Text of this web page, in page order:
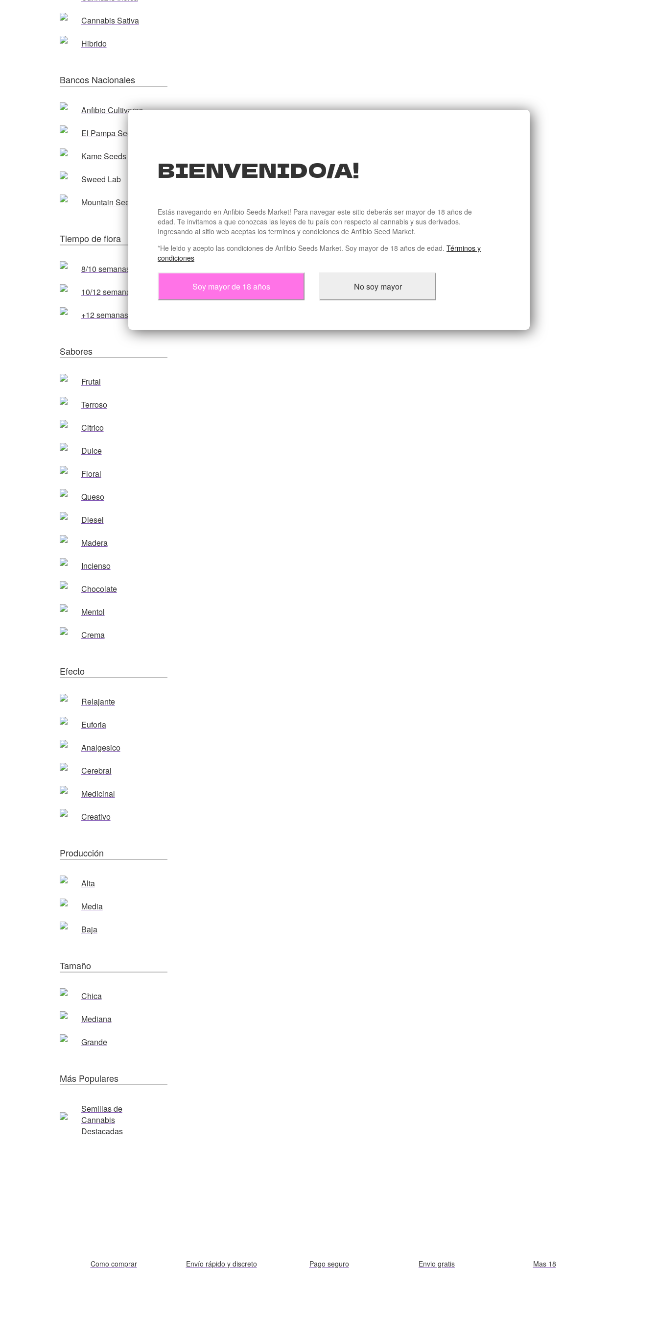
BIENVENIDO/A!
Estás navegando en Anfibio Seeds Market! Para navegar este sitio deberás ser mayor de 18 años de
edad. Te invitamos a que conozcas las leyes de tu país con respecto al cannabis y sus derivados.
Ingresando al sitio web aceptas los terminos y condiciones de Anfibio Seed Market.
*He leido y acepto las condiciones de Anfibio Seeds Market. Soy mayor de 18 años de edad. Términos y
condiciones
Soy mayor de 18 años No soy mayor
Cannabis Sativa
Hibrido
Bancos Nacionales
Anfibio Cultivares
El Pampa Seeds
Kame Seeds
Sweed Lab
Mountain Seeds
Tiempo de flora
8/10 semanas
10/12 semanas
+12 semanas
Sabores
Frutal
Terroso
Citrico
Dulce
Floral
Queso
Diesel
Madera
Incienso
Chocolate
Mentol
Crema
Efecto
Relajante
Euforia
Analgesico
Cerebral
Medicinal
Creativo
Producción
Alta
Media
Baja
Tamaño
Chica
Mediana
Grande
Más Populares
Semillas de
Cannabis
Destacadas
Como comprar Envío rápido y discreto Pago seguro Envio gratis Mas 18